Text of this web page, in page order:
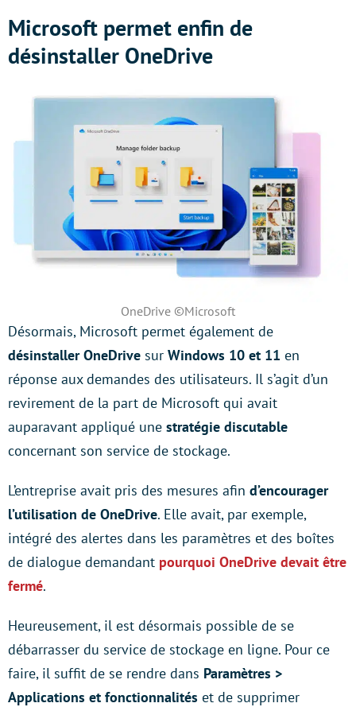
Microsoft permet enfin de
désinstaller OneDrive
OneDrive ©Microsoft
Désormais, Microsoft permet également de
désinstaller OneDrive sur Windows 10 et 11 en
réponse aux demandes des utilisateurs. Il s’agit d’un
revirement de la part de Microsoft qui avait
auparavant appliqué une stratégie discutable
concernant son service de stockage.
L’entreprise avait pris des mesures afin d’encourager
l’utilisation de OneDrive. Elle avait, par exemple,
intégré des alertes dans les paramètres et des boîtes
de dialogue demandant pourquoi OneDrive devait être
fermé.
Heureusement, il est désormais possible de se
débarrasser du service de stockage en ligne. Pour ce
faire, il suffit de se rendre dans Paramètres >
Applications et fonctionnalités et de supprimer